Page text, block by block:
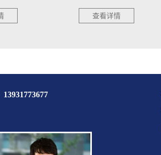
查看详情 查看详情
13931773677